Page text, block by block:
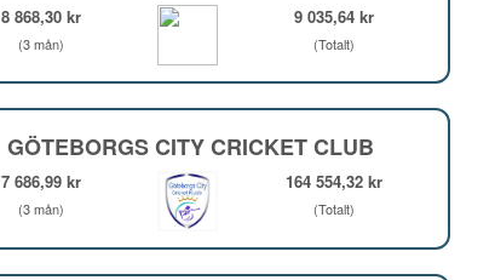
8 868,30 kr
(3 mån)
9 035,64 kr
(Totalt)
GÖTEBORGS CITY CRICKET CLUB
7 686,99 kr
(3 mån)
164 554,32 kr
(Totalt)